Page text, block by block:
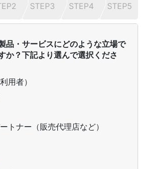
STEP3 STEP4 STEP5
品・サービスにどのような立場で
か？下記より選んで選択くださ
用者）
トナー（販売代理店など）